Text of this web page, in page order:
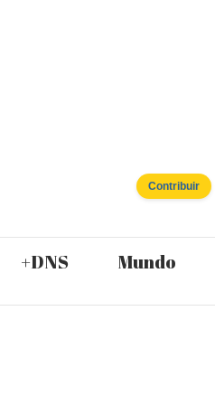
Contribuir
+DNS Mundo